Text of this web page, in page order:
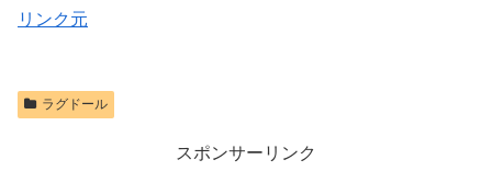
リンク元
ラグドール
スポンサーリンク